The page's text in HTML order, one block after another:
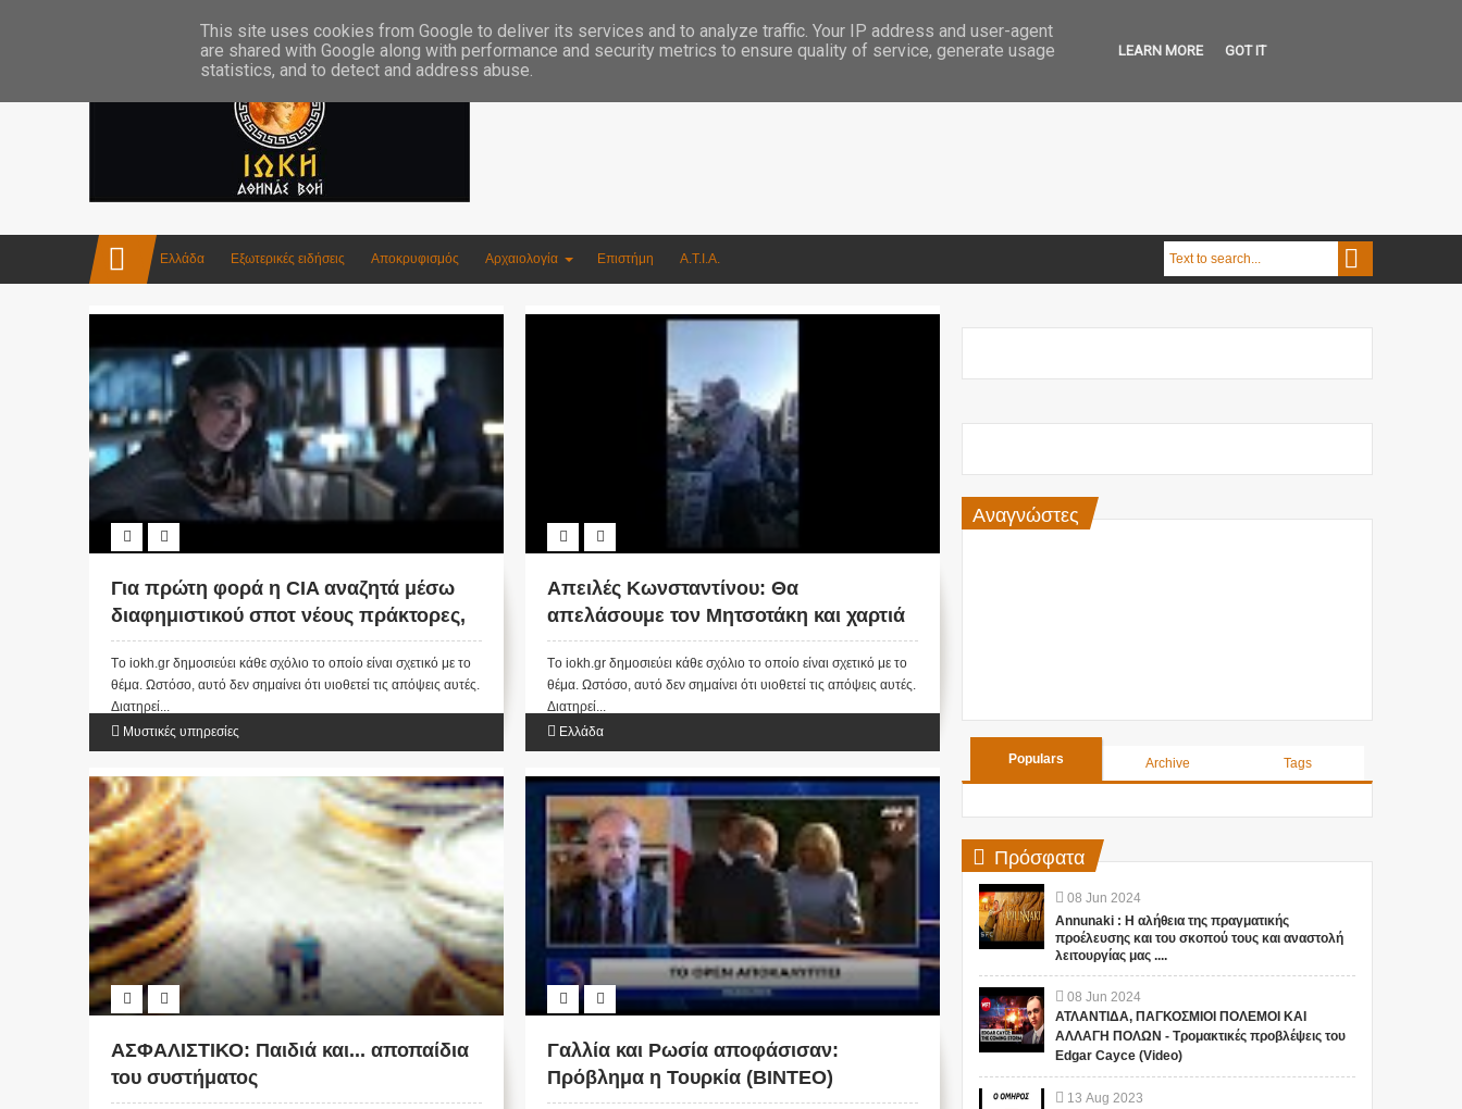
Ελλάδα Εξωτερικές ειδήσεις Αποκρυφισμός Αρχαιολογία Επιστήμη Α.Τ.Ι.Α.
Για πρώτη φορά η CIA αναζητά μέσω
διαφημιστικού σποτ νέους πράκτορες,
ηλικίας 18 έως 35 ετών...!!! (video)
Tο iokh.gr δημοσιεύει κάθε σχόλιο το οποίο είναι σχετικό με το
θέμα. Ωστόσο, αυτό δεν σημαίνει ότι υιοθετεί τις απόψεις αυτές.
Διατηρεί...
Μυστικές υπηρεσίες
Απειλές Κωνσταντίνου: Θα
απελάσουμε τον Μητσοτάκη και χαρτιά
ΣΕ ΟΛΟΥΣ ... (ΒΙΝΤΕΟ)
Tο iokh.gr δημοσιεύει κάθε σχόλιο το οποίο είναι σχετικό με το
θέμα. Ωστόσο, αυτό δεν σημαίνει ότι υιοθετεί τις απόψεις αυτές.
Διατηρεί...
Ελλάδα
ΑΣΦΑΛΙΣΤΙΚΟ: Παιδιά και... αποπαίδια
του συστήματος
Γαλλία και Ρωσία αποφάσισαν:
Πρόβλημα η Τουρκία (ΒΙΝΤΕΟ)
Αναγνώστες
Populars Archive Tags
Πρόσφατα
08 Jun 2024
Annunaki : Η αλήθεια της πραγματικής
προέλευσης και του σκοπού τους και αναστολή
λειτουργίας μας ....
08 Jun 2024
ΑΤΛΑΝΤΙΔΑ, ΠΑΓΚΟΣΜΙΟΙ ΠΟΛΕΜΟΙ ΚΑΙ
ΑΛΛΑΓΗ ΠΟΛΩΝ - Τρομακτικές προβλέψεις του
Edgar Cayce (Video)
13 Aug 2023
This site uses cookies from Google to deliver its services and to analyze traffic. Your IP address and user-agent
are shared with Google along with performance and security metrics to ensure quality of service, generate usage
statistics, and to detect and address abuse.
LEARN MORE GOT IT